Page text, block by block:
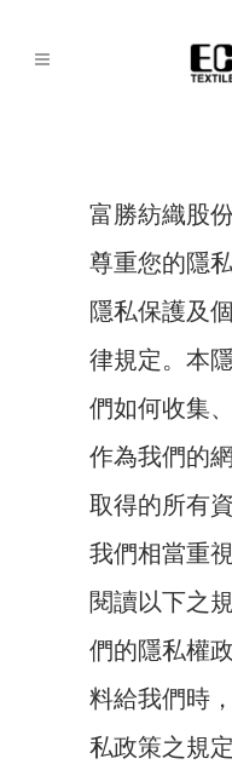
富勝紡織股
尊重您的隱
隱私保護及
律規定。本
們如何收集
作為我們的
取得的所有資
我們相當重
閱讀以下之
們的隱私權
料給我們時
私政策之規定